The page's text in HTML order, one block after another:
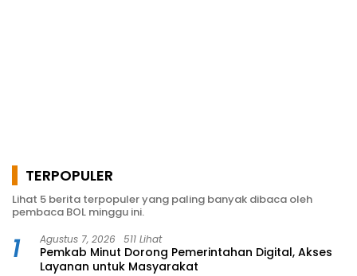
TERPOPULER
Lihat 5 berita terpopuler yang paling banyak dibaca oleh
pembaca BOL minggu ini.
1 Agustus 7, 2026 511 Lihat
Pemkab Minut Dorong Pemerintahan Digital, Akses
Layanan untuk Masyarakat